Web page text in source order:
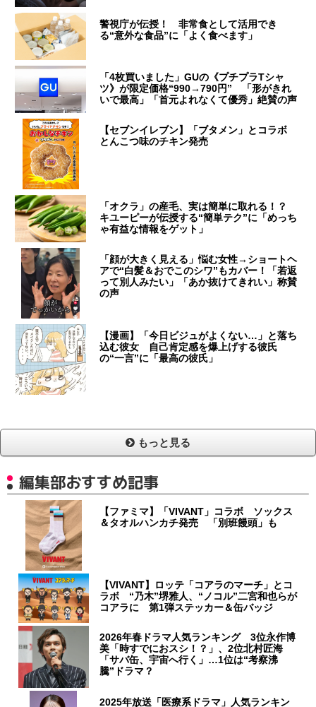
警視庁が伝授！ 非常食として活用でき
る“意外な食品”に「よく食べます」
「4枚買いました」GUの《プチプラTシャ
ツ》が限定価格“990→790円” 「形がきれ
いで最高」「首元よれなくて優秀」絶賛の声
【セブンイレブン】「ブタメン」とコラボ
とんこつ味のチキン発売
「オクラ」の産毛、実は簡単に取れる！？
キユーピーが伝授する“簡単テク”に「めっち
ゃ有益な情報をゲット」
「顔が大きく見える」悩む女性→ショートヘ
アで“白髪＆おでこのシワ”もカバー！「若返
って別人みたい」「あか抜けてきれい」称賛
の声
【漫画】「今日ビジュがよくない…」と落ち
込む彼女 自己肯定感を爆上げする彼氏
の“一言”に「最高の彼氏」
もっと見る
編集部おすすめ記事
【ファミマ】「VIVANT」コラボ ソックス
＆タオルハンカチ発売 「別班饅頭」も
【VIVANT】ロッテ「コアラのマーチ」とコ
ラボ “乃木”堺雅人、“ノコル”二宮和也らが
コアラに 第1弾ステッカー＆缶バッジ
2026年春ドラマ人気ランキング 3位永作博
美「時すでにおスシ！？」、2位北村匠海
「サバ缶、宇宙へ行く」…1位は“考察沸
騰”ドラマ？
2025年放送「医療系ドラマ」人気ランキン